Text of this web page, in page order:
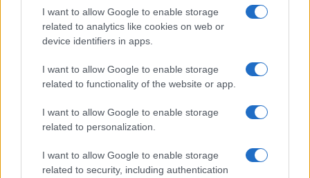
I want to allow Google to enable storage
related to analytics like cookies on web or
device identifiers in apps.
I want to allow Google to enable storage
related to functionality of the website or app.
I want to allow Google to enable storage
related to personalization.
I want to allow Google to enable storage
related to security, including authentication